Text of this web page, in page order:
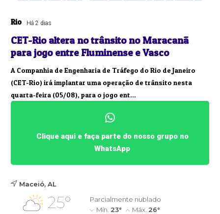
Rio Há 2 dias
CET-Rio altera no trânsito no Maracanã
para jogo entre Fluminense e Vasco
A Companhia de Engenharia de Tráfego do Rio de Janeiro
(CET-Rio) irá implantar uma operação de trânsito nesta
quarta-feira (05/08), para o jogo ent...
Clique aqui e faça parte do nosso grupo no
WhatsApp
Maceió, AL
25°
Parcialmente nublado
Mín. 23° Máx. 26°